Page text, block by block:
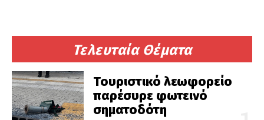
Τελευταία Θέματα
Τουριστικό λεωφορείο
παρέσυρε φωτεινό
σηματοδότη